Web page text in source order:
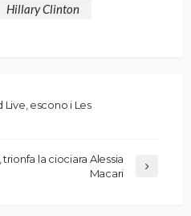
Hillary Clinton
Live, escono i Les
la ciociara Alessia
Macari